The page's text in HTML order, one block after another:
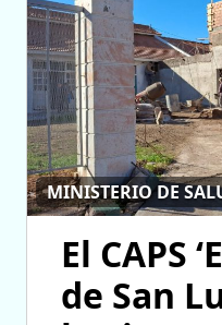
MINISTERIO DE
El CAPS
de San